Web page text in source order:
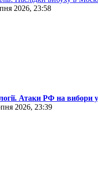
2026, 23:58
Атаки РФ на вибори
2026, 23:39